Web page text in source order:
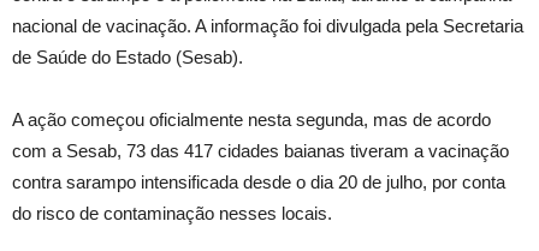
nacional de vacinação. A informação foi divulgada pela Secretaria
de Saúde do Estado (Sesab).
A ação começou oficialmente nesta segunda, mas de acordo
com a Sesab, 73 das 417 cidades baianas tiveram a vacinação
contra sarampo intensificada desde o dia 20 de julho, por conta
do risco de contaminação nesses locais.